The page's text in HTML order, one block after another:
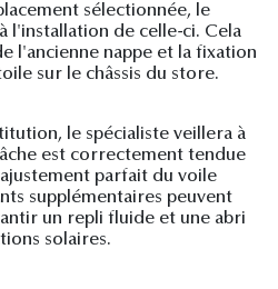
sélectionnée, le
l'installation de celle-ci. Cela
l'ancienne nappe et la fixation
sur le châssis du store.
le spécialiste veillera à
est correctement tendue
parfait du voile
supplémentaires peuvent
un repli fluide et une abri
solaires.